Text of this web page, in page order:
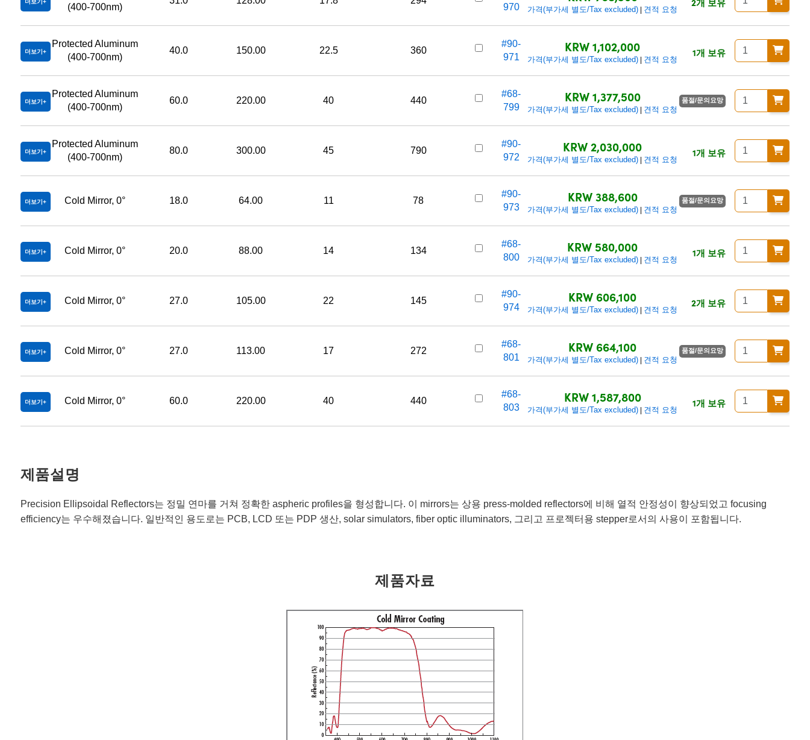
더보기
(400-700nm)
970
가격(부가세 별도/Tax excluded) 견적 요청
더보기
Protected Aluminum
(400-700nm)
40.0 150.00 22.5 360
#90-
971
KRW 1,102,000
가격(부가세 별도/Tax excluded) 견적 요청
1개 보유
더보기
Protected Aluminum
(400-700nm)
60.0 220.00 40 440
#68-
799
KRW 1,377,500
가격(부가세 별도/Tax excluded) 견적 요청
품절/문의요망
더보기
Protected Aluminum
(400-700nm)
80.0 300.00 45 790
#90-
972
KRW 2,030,000
가격(부가세 별도/Tax excluded) 견적 요청
1개 보유
더보기 Cold Mirror, 0° 18.0 64.00 11 78
#90-
973
KRW 388,600
가격(부가세 별도/Tax excluded) 견적 요청
품절/문의요망
더보기 Cold Mirror, 0° 20.0 88.00 14 134
#68-
800
KRW 580,000
가격(부가세 별도/Tax excluded) 견적 요청
1개 보유
더보기 Cold Mirror, 0° 27.0 105.00 22 145
#90-
974
KRW 606,100
가격(부가세 별도/Tax excluded) 견적 요청
2개 보유
더보기 Cold Mirror, 0° 27.0 113.00 17 272
#68-
801
KRW 664,100
가격(부가세 별도/Tax excluded) 견적 요청
품절/문의요망
더보기 Cold Mirror, 0° 60.0 220.00 40 440
#68-
803
KRW 1,587,800
가격(부가세 별도/Tax excluded) 견적 요청
1개 보유
제품설명
Precision Ellipsoidal Reflectors는 정밀 연마를 거쳐 정확한 aspheric profiles을 형성합니다. 이 mirrors는 상용 press-molded reflectors에 비해 열적 안정성이 향상되었고 focusing
efficiency는 우수해졌습니다. 일반적인 용도로는 PCB, LCD 또는 PDP 생산, solar simulators, fiber optic illuminators, 그리고 프로젝터용 stepper로서의 사용이 포함됩니다.
제품자료